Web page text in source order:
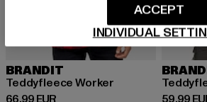
BRANDIT
Teddyfleece Worker
Derzeitiger Preis: 66,99 EUR
INDIVIDUAL
ACCEPT